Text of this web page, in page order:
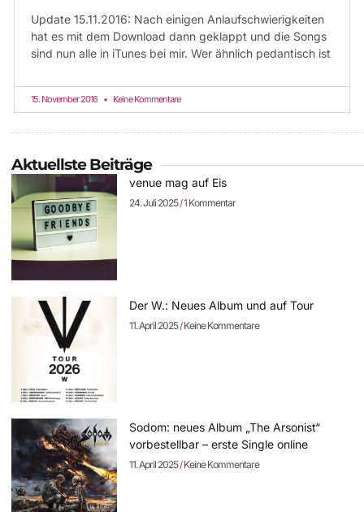
Update 15.11.2016: Nach einigen Anlaufschwierigkeiten
hat es mit dem Download dann geklappt und die Songs
sind nun alle in iTunes bei mir. Wer ähnlich pedantisch ist
15. November 2016 Keine Kommentare
Aktuellste Beiträge
venue mag auf Eis
24. Juli 2025 1 Kommentar
Der W.: Neues Album und auf Tour
11. April 2025 Keine Kommentare
Sodom: neues Album „The Arsonist“
vorbestellbar – erste Single online
11. April 2025 Keine Kommentare